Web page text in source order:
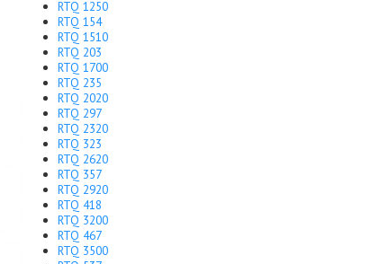
RTQ 1250
RTQ 154
RTQ 1510
RTQ 203
RTQ 1700
RTQ 235
RTQ 2020
RTQ 297
RTQ 2320
RTQ 323
RTQ 2620
RTQ 357
RTQ 2920
RTQ 418
RTQ 3200
RTQ 467
RTQ 3500